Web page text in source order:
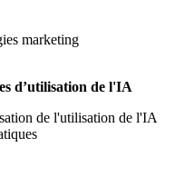
marketing
d’utilisation de l'IA
de l'utilisation de l'IA